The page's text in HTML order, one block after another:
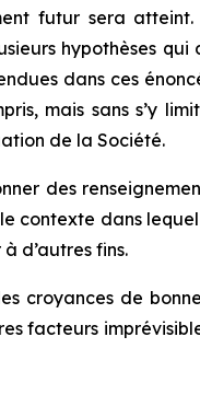
futur sera
hypothèses
dans ces
mais sans s’y
de la Société.
des
contexte dans
d’autres fins.
croyances de
facteurs